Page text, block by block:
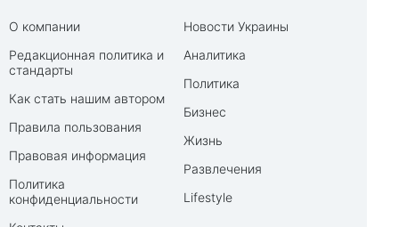
О компании
Редакционная политика и
стандарты
Как стать нашим автором
Правила пользования
Правовая информация
Политика
конфиденциальности
Новости Украины
Аналитика
Политика
Бизнес
Жизнь
Развлечения
Lifestyle